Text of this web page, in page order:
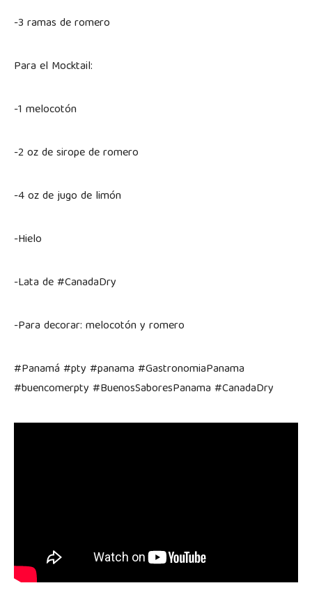
-3 ramas de romero
Para el Mocktail:
-1 melocotón
-2 oz de sirope de romero
-4 oz de jugo de limón
-Hielo
-Lata de #CanadaDry
-Para decorar: melocotón y romero
#Panamá #pty #panama #GastronomiaPanama
#buencomerpty #BuenosSaboresPanama #CanadaDry